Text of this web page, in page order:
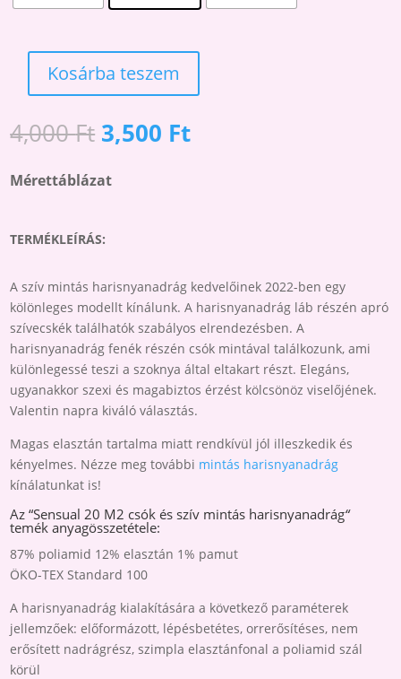
SENSUAL
M2
CSÓK
SZÍV
MENNYISÉG
Kosárba teszem
4,000Ft Original
price
was:
4,000 Ft.
3,500 FtCurrent
price
Mérettáblázat
TERMÉKLEÍRÁS:
A szív mintás harisnyanadrág kedvelőinek 2022-ben egy
kölönleges modellt kínálunk. A harisnyanadrág láb részén apró
szívecskék találhatók szabályos elrendezésben. A
harisnyanadrág fenék részén csók mintával találkozunk, ami
különlegessé teszi a szoknya által eltakart részt. Elegáns,
ugyanakkor szexi és magabiztos érzést kölcsönöz viselőjének.
Valentin napra kiváló választás.
Magas elasztán tartalma miatt rendkívül jól illeszkedik és
kényelmes. Nézze meg további mintás harisnyanadrág
kínálatunkat is!
Az “Sensual 20 M2 csók és szív mintás harisnyanadrág“
temék anyagösszetétele:
87% poliamid 12% elasztán 1% pamut
ÖKO-TEX Standard 100
A harisnyanadrág kialakítására a következő paraméterek
jellemzőek: előformázott, lépésbetétes, orrerősítéses, nem
erősített nadrágrész, szimpla elasztánfonal a poliamid szál
körül